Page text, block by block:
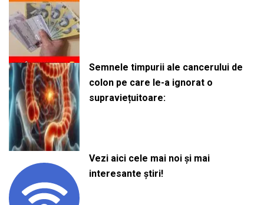
Semnele timpurii ale cancerului de
colon pe care le-a ignorat o
supraviețuitoare:
Vezi aici cele mai noi și mai
interesante știri!